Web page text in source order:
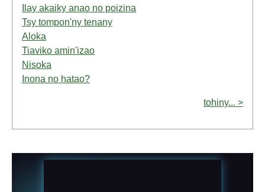
Ilay akaiky anao no poizina
Tsy tompon'ny tenany
Aloka
Tiaviko amin'izao
Nisoka
Inona no hatao?
tohiny... >